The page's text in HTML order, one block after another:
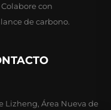
con
de carbono.
Lizheng, Área Nueva de